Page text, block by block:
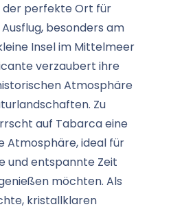
der perfekte Ort für
besonders am
Insel im Mittelmeer
verzaubert ihre
Atmosphäre
Zu
auf Tabarca eine
Atmosphäre, ideal für
und entspannte Zeit
möchten. Als
kristallklaren